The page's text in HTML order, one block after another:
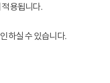
적용됩니다.
하실 수 있습니다.